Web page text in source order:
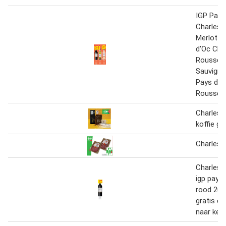
IGP
Charles
Merlot
d'Oc
Pays
Charles
koffie
Charles
Charles
igp
rood
gratis
naar